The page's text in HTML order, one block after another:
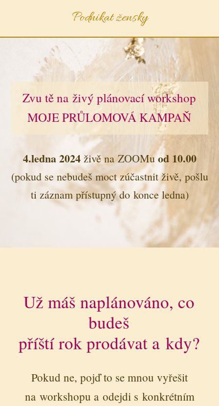
Podnikat žensky
Zvu tě na živý plánovací workshop
MOJE PRŮLOMOVÁ KAMPAŇ
4.ledna 2024živě na ZOOMuod 10.00
(pokud se nebudeš moct zúčastnit živě, pošlu
ti záznam přístupný do konce ledna)
Už máš naplánováno, co
budeš
příští rok prodávat a kdy?
Pokud ne, pojď to se mnou vyřešit
na workshopu a odejdi s konkrétním